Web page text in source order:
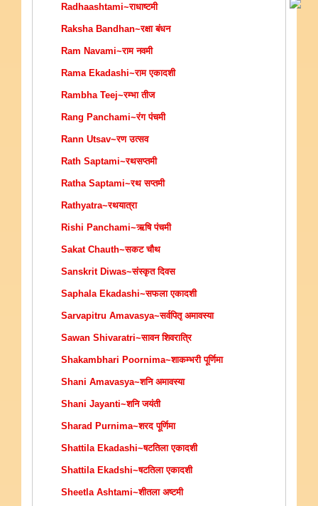
Radhaashtami~राधाष्टमी
Raksha Bandhan~रक्षा बंधन
Ram Navami~राम नवमी
Rama Ekadashi~राम एकादशी
Rambha Teej~रम्भा तीज
Rang Panchami~रंग पंचमी
Rann Utsav~रण उत्सव
Rath Saptami~रथसप्तमी
Ratha Saptami~रथ सप्तमी
Rathyatra~रथयात्रा
Rishi Panchami~ऋषि पंचमी
Sakat Chauth~सकट चौथ
Sanskrit Diwas~संस्कृत दिवस
Saphala Ekadashi~सफला एकादशी
Sarvapitru Amavasya~सर्वपितृ अमावस्या
Sawan Shivaratri~सावन शिवरात्रि
Shakambhari Poornima~शाकम्भरी पूर्णिमा
Shani Amavasya~शनि अमावस्या
Shani Jayanti~शनि जयंती
Sharad Purnima~शरद पूर्णिमा
Shattila Ekadashi~षटतिला एकादशी
Shattila Ekadshi~षटतिला एकादशी
Sheetla Ashtami~शीतला अष्टमी